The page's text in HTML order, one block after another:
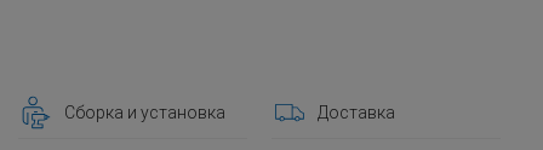
Сборка и установка Доставка